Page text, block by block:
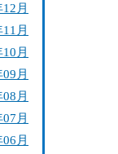
月
月
月
月
月
月
月